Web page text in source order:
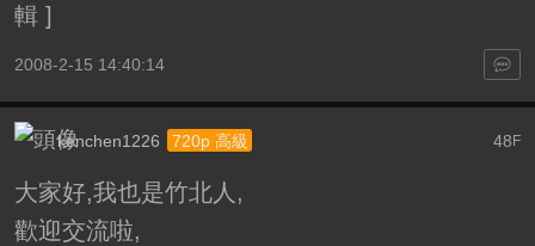
輯 ]
2008-2-15 14:40:14
48F
kenchen1226 720p 高級
大家好,我也是竹北人,
歡迎交流啦,